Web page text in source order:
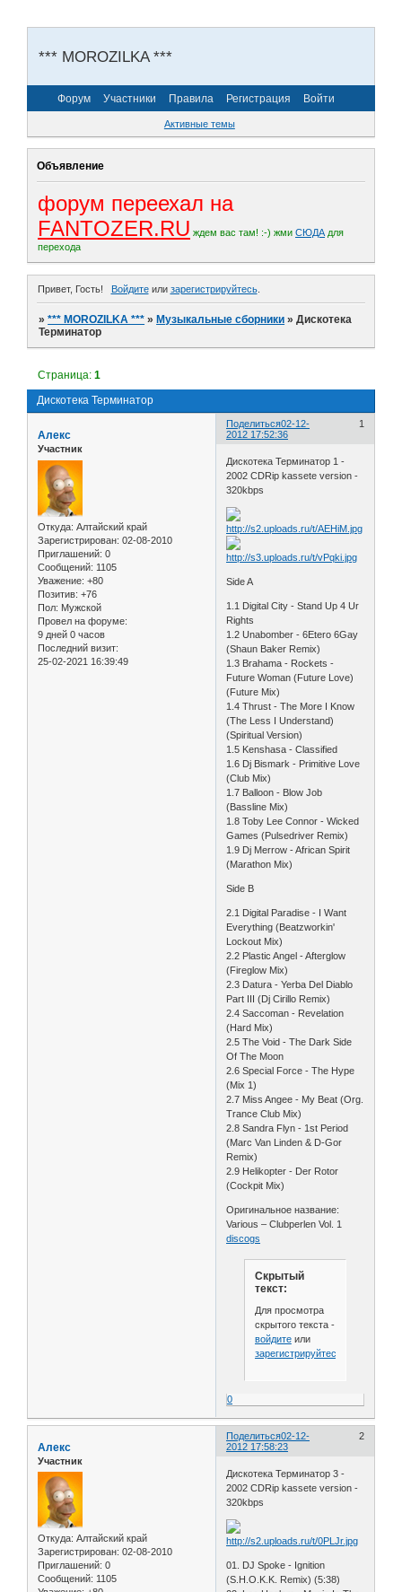
*** MOROZILKA ***
Форум Участники Правила Регистрация Войти
Активные темы
Объявление
форум переехал на
FANTOZER.RU ждем вас там! :-) жми СЮДА для
перехода
Привет, Гость! Войдитеили зарегистрируйтесь.
»*** MOROZILKA *** » Музыкальные сборники »Дискотека
Терминатор
Дискотека Терминатор
Страница:1
Поделиться 1
02-12-
2012 17:52:36
Алекс
Участник
Откуда: Алтайский край
Зарегистрирован: 02-08-2010
Приглашений: 0
Сообщений: 1105
Уважение: +80
Позитив: +76
Пол: Мужской
Провел на форуме:
9 дней 0 часов
Последний визит:
25-02-2021 16:39:49
Дискотека Терминатор 1 -
2002 CDRip kassete version -
320kbps
Side A
1.1 Digital City - Stand Up 4 Ur
Rights
1.2 Unabomber - 6Etero 6Gay
(Shaun Baker Remix)
1.3 Brahama - Rockets -
Future Woman (Future Love)
(Future Mix)
1.4 Thrust - The More I Know
(The Less I Understand)
(Spiritual Version)
1.5 Kenshasa - Classified
1.6 Dj Bismark - Primitive Love
(Club Mix)
1.7 Balloon - Blow Job
(Bassline Mix)
1.8 Toby Lee Connor - Wicked
Games (Pulsedriver Remix)
1.9 Dj Merrow - African Spirit
(Marathon Mix)
Side B
2.1 Digital Paradise - I Want
Everything (Beatzworkin'
Lockout Mix)
2.2 Plastic Angel - Afterglow
(Fireglow Mix)
2.3 Datura - Yerba Del Diablo
Part III (Dj Cirillo Remix)
2.4 Saccoman - Revelation
(Hard Mix)
2.5 The Void - The Dark Side
Of The Moon
2.6 Special Force - The Hype
(Mix 1)
2.7 Miss Angee - My Beat (Org.
Trance Club Mix)
2.8 Sandra Flyn - 1st Period
(Marc Van Linden & D-Gor
Remix)
2.9 Helikopter - Der Rotor
(Cockpit Mix)
Оригинальное название:
Various – Clubperlen Vol. 1
discogs
Скрытый
текст:
Для просмотра
скрытого текста -
войдитеили
зарегистрируйтесь
0
Поделиться 2
02-12-
2012 17:58:23
Алекс
Участник
Откуда: Алтайский край
Зарегистрирован: 02-08-2010
Приглашений: 0
Сообщений: 1105
Дискотека Терминатор 3 -
2002 CDRip kassete version -
320kbps
01. DJ Spoke - Ignition
(S.H.O.K.K. Remix) (5:38)